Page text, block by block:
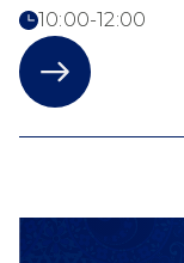
10:00-12:00